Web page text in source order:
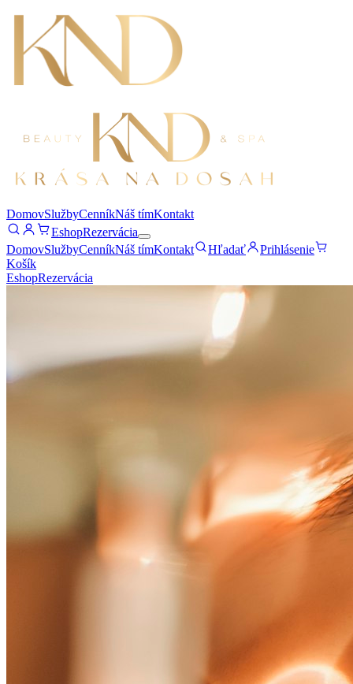
DomovSlužbyCenníkNáš tímKontakt
EshopRezervácia
DomovSlužbyCenníkNáš tímKontakt Hľadať
Prihlásenie
Košík
EshopRezervácia